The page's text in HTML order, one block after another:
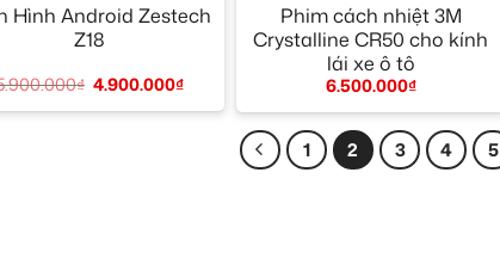
Hình Android Zestech
Z18
₫ 4.900.000₫
Phim cách nhiệt 3M
Crystalline CR50 cho kính
lái xe ô tô
6.500.000₫
1 2 3 4 5